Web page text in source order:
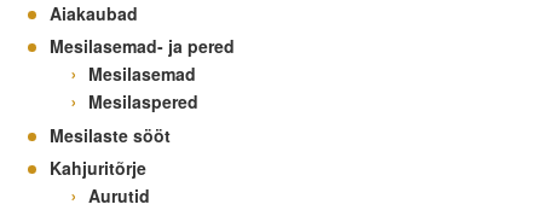
Aiakaubad
Mesilasemad- ja pered
Mesilasemad
Mesilaspered
Mesilaste sööt
Kahjuritõrje
Aurutid